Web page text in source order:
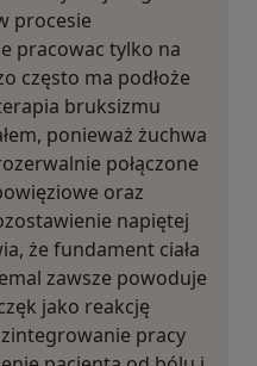
procesie
pracowac tylko na
często ma podłoże
bruksizmu
ponieważ żuchwa
połączone
oraz
napiętej
że fundament ciała
zawsze powoduje
jako reakcję
pracy